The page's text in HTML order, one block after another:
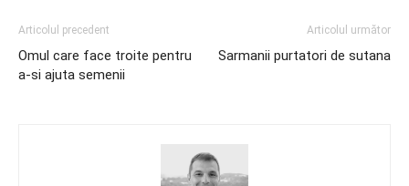
Articolul precedent
Omul care face troite pentru
a-si ajuta semenii
Articolul următor
Sarmanii purtatori de sutana